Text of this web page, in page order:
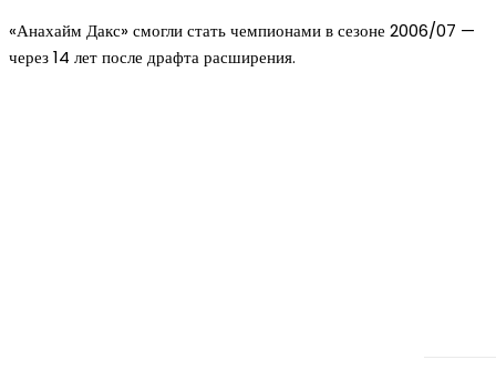
«Анахайм Дакс» смогли стать чемпионами в сезоне 2006/07 —
через 14 лет после драфта расширения.